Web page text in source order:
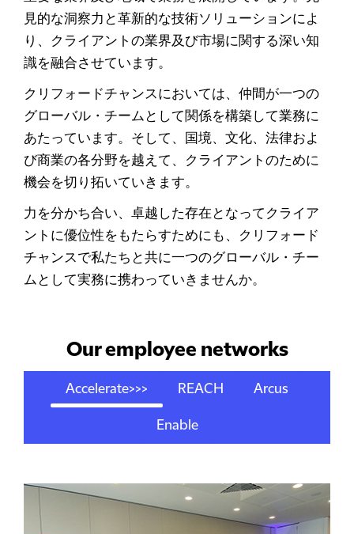
見的な洞察力と革新的な技術ソリューションによ
り、クライアントの業界及び市場に関する深い知
識を融合させています。
クリフォードチャンスにおいては、仲間が一つの
グローバル・チームとして関係を構築して業務に
あたっています。そして、国境、文化、法律およ
び商業の各分野を越えて、クライアントのために
機会を切り拓いていきます。
力を分かち合い、卓越した存在となってクライア
ントに優位性をもたらすためにも、クリフォード
チャンスで私たちと共に一つのグローバル・チー
ムとして実務に携わっていきませんか。
Our employee networks
Accelerate>>> REACH Arcus
Enable